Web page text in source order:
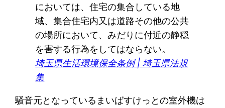
においては、住宅の集合している地
域、集合住宅内又は道路その他の公共
の場所において、みだりに付近の静穏
を害する行為をしてはならない。
埼玉県生活環境保全条例 | 埼玉県法規
集
騒音元となっているまいばすけっとの室外機は